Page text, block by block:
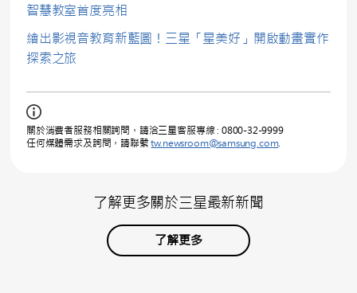
智慧教室首度亮相
繪出影視音教育新藍圖！三星「星美好」開啟動畫實作
探索之旅
關於消費者服務相關詢問，請洽三星客服專線 : 0800-32-9999
任何媒體需求及詢問，請聯繫tw.newsroom@samsung.com.
了解更多關於三星最新新聞
了解更多